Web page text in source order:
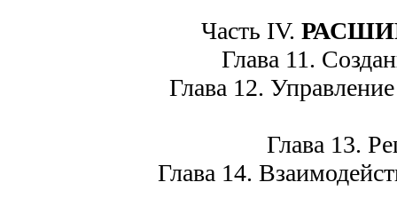
Часть IV.
Глава 11.
Глава 12.
Глава 13.
Глава 14.